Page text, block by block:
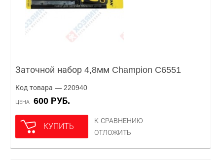
Заточной набор 4,8мм Champion C6551
Код товара — 220940
ЦЕНА 600 РУБ.
КУПИТЬ
К СРАВНЕНИЮ
ОТЛОЖИТЬ